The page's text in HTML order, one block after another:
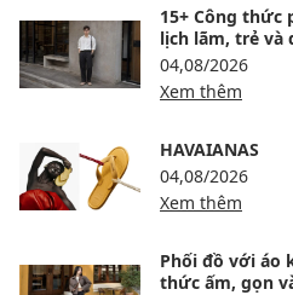
15+ Công thức
lịch lãm, trẻ và
04,08/2026
Xem thêm
HAVAIANAS
04,08/2026
Xem thêm
Phối đồ với áo
thức ấm, gọn